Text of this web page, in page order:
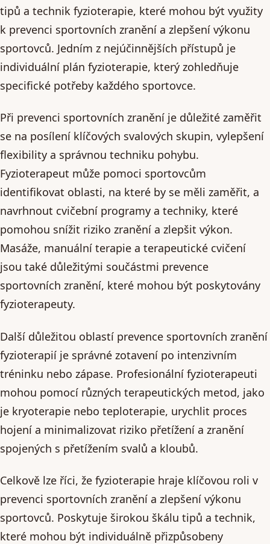
tipů a technik fyzioterapie, které mohou být využity
k prevenci sportovních zranění a zlepšení výkonu
sportovců. Jedním z nejúčinnějších přístupů je
individuální plán fyzioterapie, který zohledňuje
specifické potřeby každého sportovce.
Při prevenci sportovních zranění je důležité zaměřit
se na posílení klíčových svalových skupin, vylepšení
flexibility a správnou techniku pohybu.
Fyzioterapeut může pomoci sportovcům
identifikovat oblasti, na které by se měli zaměřit, a
navrhnout cvičební programy a techniky, které
pomohou snížit riziko zranění a zlepšit výkon.
Masáže, manuální terapie a terapeutické cvičení
jsou také důležitými součástmi prevence
sportovních zranění, které mohou být poskytovány
fyzioterapeuty.
Další důležitou oblastí prevence sportovních zranění
fyzioterapií je správné zotavení po intenzivním
tréninku nebo zápase. Profesionální fyzioterapeuti
mohou pomocí různých terapeutických metod, jako
je kryoterapie nebo teploterapie, urychlit proces
hojení a minimalizovat riziko přetížení a zranění
spojených s přetížením svalů a kloubů.
Celkově lze říci, že fyzioterapie hraje klíčovou roli v
prevenci sportovních zranění a zlepšení výkonu
sportovců. Poskytuje širokou škálu tipů a technik,
které mohou být individuálně přizpůsobeny